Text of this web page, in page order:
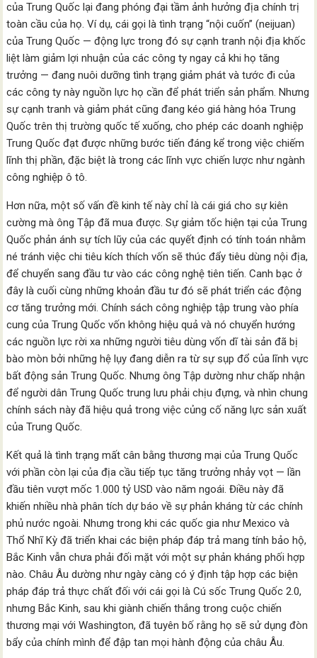
của Trung Quốc lại đang phóng đại tầm ảnh hưởng địa chính trị
toàn cầu của họ. Ví dụ, cái gọi là tình trạng “nội cuốn” (neijuan)
của Trung Quốc — động lực trong đó sự cạnh tranh nội địa khốc
liệt làm giảm lợi nhuận của các công ty ngay cả khi họ tăng
trưởng — đang nuôi dưỡng tình trạng giảm phát và tước đi của
các công ty này nguồn lực họ cần để phát triển sản phẩm. Nhưng
sự cạnh tranh và giảm phát cũng đang kéo giá hàng hóa Trung
Quốc trên thị trường quốc tế xuống, cho phép các doanh nghiệp
Trung Quốc đạt được những bước tiến đáng kể trong việc chiếm
lĩnh thị phần, đặc biệt là trong các lĩnh vực chiến lược như ngành
công nghiệp ô tô.
Hơn nữa, một số vấn đề kinh tế này chỉ là cái giá cho sự kiên
cường mà ông Tập đã mua được. Sự giảm tốc hiện tại của Trung
Quốc phản ánh sự tích lũy của các quyết định có tính toán nhằm
né tránh việc chi tiêu kích thích vốn sẽ thúc đẩy tiêu dùng nội địa,
để chuyển sang đầu tư vào các công nghệ tiên tiến. Canh bạc ở
đây là cuối cùng những khoản đầu tư đó sẽ phát triển các động
cơ tăng trưởng mới. Chính sách công nghiệp tập trung vào phía
cung của Trung Quốc vốn không hiệu quả và nó chuyển hướng
các nguồn lực rời xa những người tiêu dùng vốn dĩ tài sản đã bị
bào mòn bởi những hệ lụy đang diễn ra từ sự sụp đổ của lĩnh vực
bất động sản Trung Quốc. Nhưng ông Tập dường như chấp nhận
để người dân Trung Quốc trung lưu phải chịu đựng, và nhìn chung
chính sách này đã hiệu quả trong việc củng cố năng lực sản xuất
của Trung Quốc.
Kết quả là tình trạng mất cân bằng thương mại của Trung Quốc
với phần còn lại của địa cầu tiếp tục tăng trưởng nhảy vọt — lần
đầu tiên vượt mốc 1.000 tỷ USD vào năm ngoái. Điều này đã
khiến nhiều nhà phân tích dự báo về sự phản kháng từ các chính
phủ nước ngoài. Nhưng trong khi các quốc gia như Mexico và
Thổ Nhĩ Kỳ đã triển khai các biện pháp đáp trả mang tính bảo hộ,
Bắc Kinh vẫn chưa phải đối mặt với một sự phản kháng phối hợp
nào. Châu Âu dường như ngày càng có ý định tập hợp các biện
pháp đáp trả thực chất đối với cái gọi là Cú sốc Trung Quốc 2.0,
nhưng Bắc Kinh, sau khi giành chiến thắng trong cuộc chiến
thương mại với Washington, đã tuyên bố rằng họ sẽ sử dụng đòn
bẩy của chính mình để đập tan mọi hành động của châu Âu.